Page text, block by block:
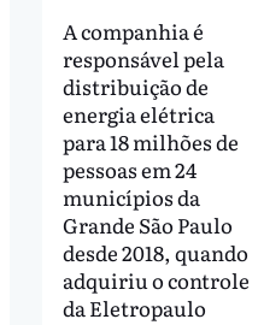
A companhia é
responsável pela
distribuição de
energia elétrica
para 18 milhões de
pessoas em 24
municípios da
Grande São Paulo
desde 2018, quando
adquiriu o controle
da Eletropaulo